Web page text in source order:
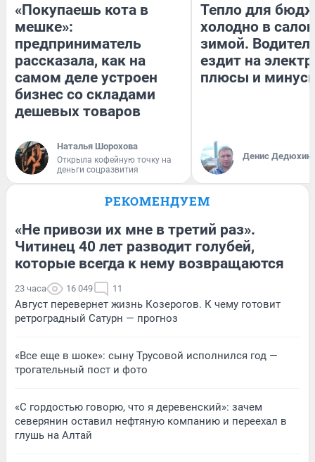
«Покупаешь кота в
мешке»:
предприниматель
рассказала, как на
самом деле устроен
бизнес со складами
дешевых товаров
Наталья Шорохова
Открыла кофейную точку на
деньги соцразвития
Тепло для
холодно в
зимой.
ездит на
плюсы и
Денис Дедюхин
РЕКОМЕНДУЕМ
«Не привози их мне в третий раз».
Читинец 40 лет разводит голубей,
которые всегда к нему возвращаются
23 часа 16 049 11
Август перевернет жизнь Козерогов. К чему готовит
ретроградный Сатурн — прогноз
«Все еще в шоке»: сыну Трусовой исполнился год —
трогательный пост и фото
«С гордостью говорю, что я деревенский»: зачем
северянин оставил нефтяную компанию и переехал в
глушь на Алтай